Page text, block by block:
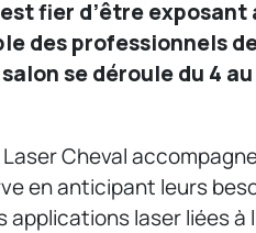
fier d’être
des professionnels
se déroule du 4
Cheval
en anticipant leurs
applications laser liées à